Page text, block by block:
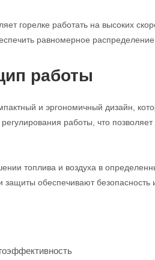
горелке работать на высоких
равномерное
работы
и эргономичный дизайн,
работы, что
топлива и воздуха в
защиты обеспечивают